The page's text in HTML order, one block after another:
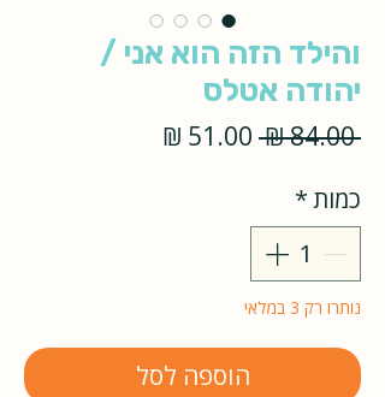
והילד הזה הוא אני /
יהודה אטלס
‏84.00 ‏₪
מחיר
כמות*
נותרו רק 3 במלאי
הוספה לסל